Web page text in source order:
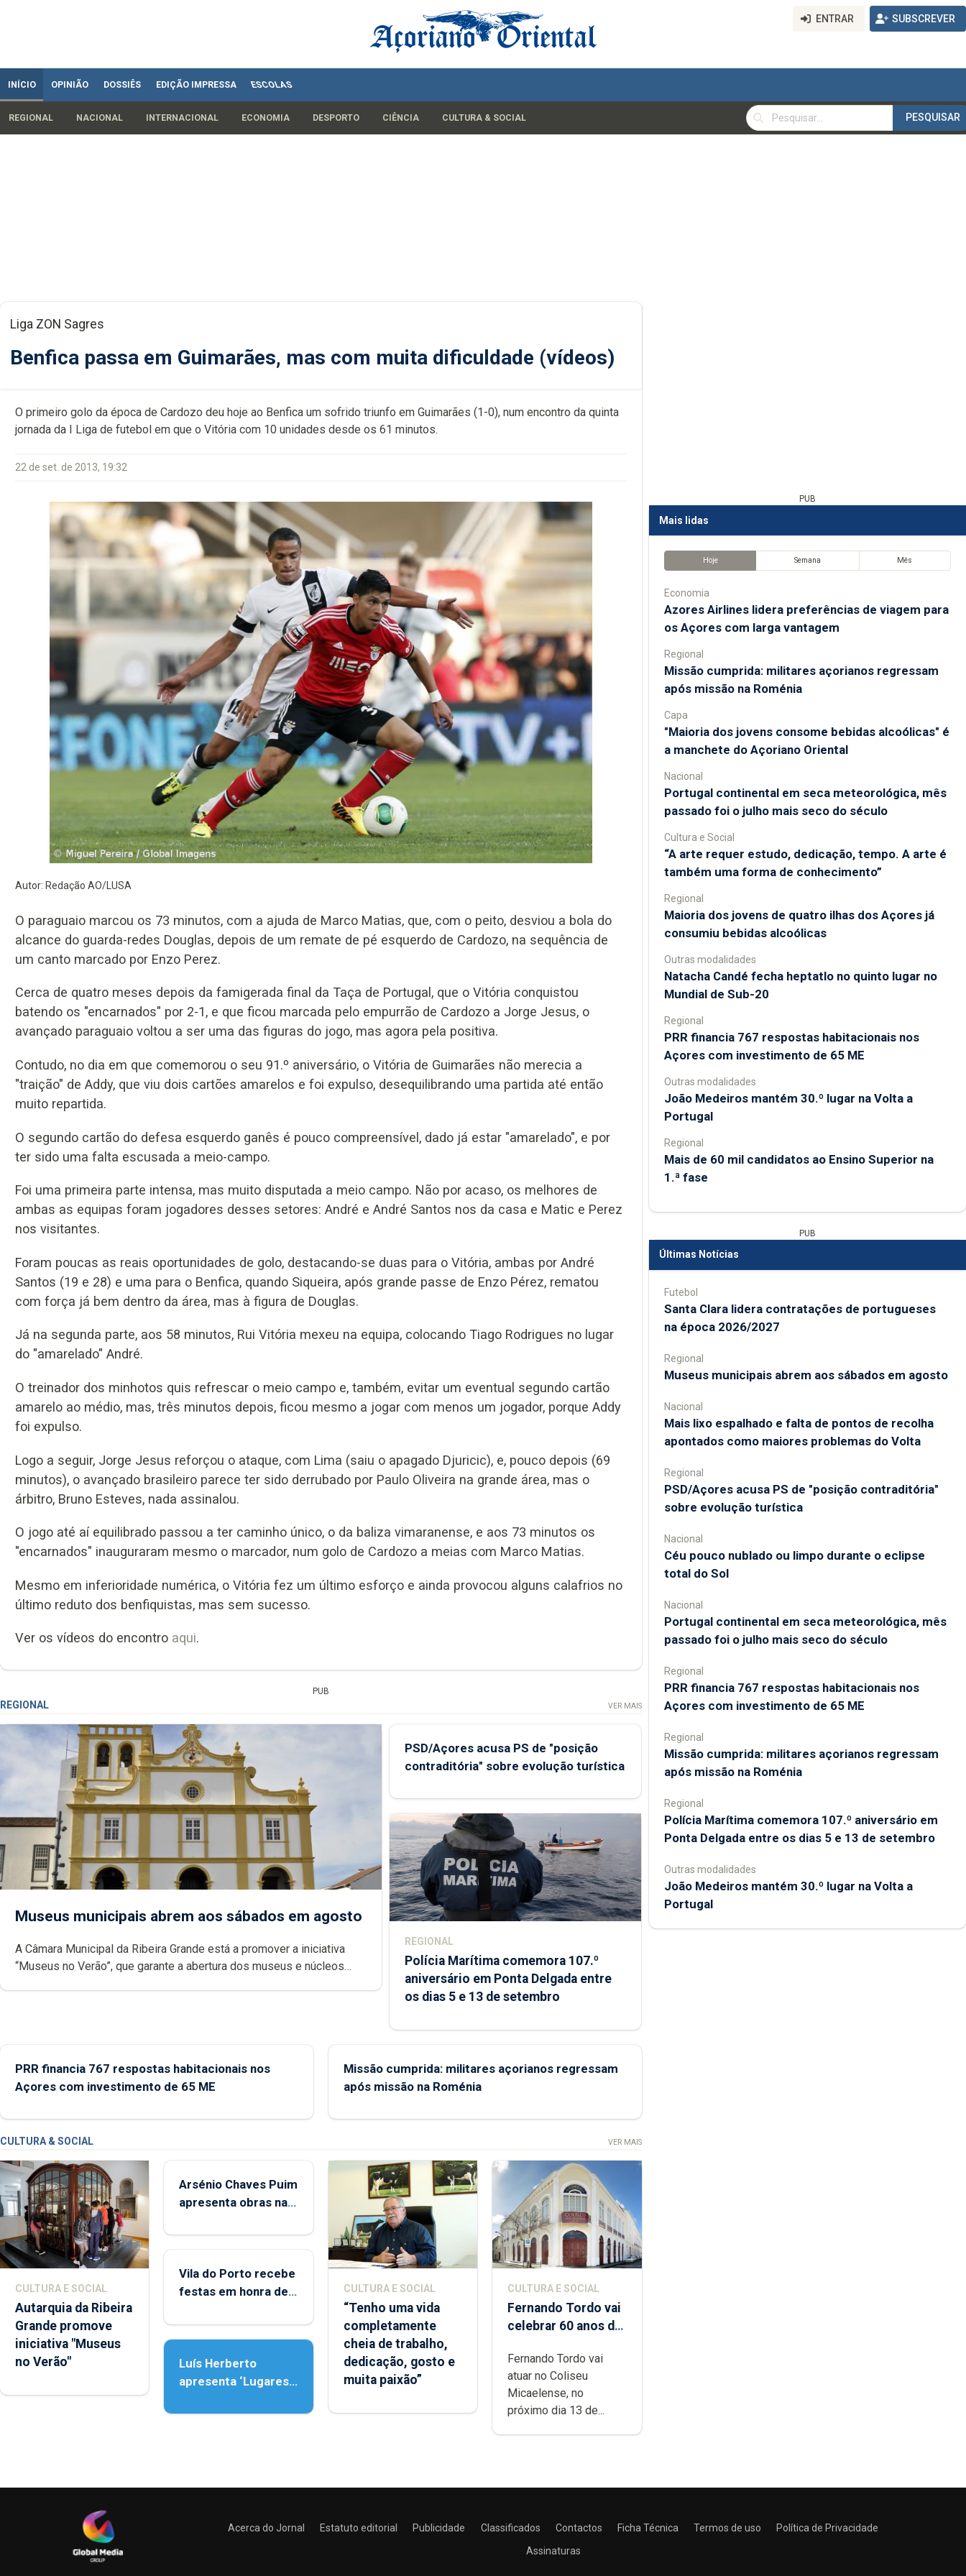
ENTRAR SUBSCREVER
INÍCIO OPINIÃO DOSSIÊS EDIÇÃO IMPRESSA ESCOLAS
REGIONAL NACIONAL INTERNACIONAL ECONOMIA DESPORTO CIÊNCIA CULTURA & SOCIAL
PESQUISAR
PESQUISAR
Liga ZON Sagres
Benfica passa em Guimarães, mas com muita dificuldade (vídeos)
O primeiro golo da época de Cardozo deu hoje ao Benfica um sofrido triunfo em Guimarães (1-0), num encontro da quinta
jornada da I Liga de futebol em que o Vitória com 10 unidades desde os 61 minutos.
22 de set. de 2013, 19:32
Autor: Redação AO/LUSA
O paraguaio marcou os 73 minutos, com a ajuda de Marco Matias, que, com o peito, desviou a bola do
alcance do guarda-redes Douglas, depois de um remate de pé esquerdo de Cardozo, na sequência de
um canto marcado por Enzo Perez.
Cerca de quatro meses depois da famigerada final da Taça de Portugal, que o Vitória conquistou
batendo os "encarnados" por 2-1, e que ficou marcada pelo empurrão de Cardozo a Jorge Jesus, o
avançado paraguaio voltou a ser uma das figuras do jogo, mas agora pela positiva.
Contudo, no dia em que comemorou o seu 91.º aniversário, o Vitória de Guimarães não merecia a
"traição" de Addy, que viu dois cartões amarelos e foi expulso, desequilibrando uma partida até então
muito repartida.
O segundo cartão do defesa esquerdo ganês é pouco compreensível, dado já estar "amarelado", e por
ter sido uma falta escusada a meio-campo.
Foi uma primeira parte intensa, mas muito disputada a meio campo. Não por acaso, os melhores de
ambas as equipas foram jogadores desses setores: André e André Santos nos da casa e Matic e Perez
nos visitantes.
Foram poucas as reais oportunidades de golo, destacando-se duas para o Vitória, ambas por André
Santos (19 e 28) e uma para o Benfica, quando Siqueira, após grande passe de Enzo Pérez, rematou
com força já bem dentro da área, mas à figura de Douglas.
Já na segunda parte, aos 58 minutos, Rui Vitória mexeu na equipa, colocando Tiago Rodrigues no lugar
do "amarelado" André.
O treinador dos minhotos quis refrescar o meio campo e, também, evitar um eventual segundo cartão
amarelo ao médio, mas, três minutos depois, ficou mesmo a jogar com menos um jogador, porque Addy
foi expulso.
Logo a seguir, Jorge Jesus reforçou o ataque, com Lima (saiu o apagado Djuricic), e, pouco depois (69
minutos), o avançado brasileiro parece ter sido derrubado por Paulo Oliveira na grande área, mas o
árbitro, Bruno Esteves, nada assinalou.
O jogo até aí equilibrado passou a ter caminho único, o da baliza vimaranense, e aos 73 minutos os
"encarnados" inauguraram mesmo o marcador, num golo de Cardozo a meias com Marco Matias.
Mesmo em inferioridade numérica, o Vitória fez um último esforço e ainda provocou alguns calafrios no
último reduto dos benfiquistas, mas sem sucesso.
Ver os vídeos do encontro aqui.
PUB
REGIONAL VER MAIS
Museus municipais abrem aos sábados em agosto
A Câmara Municipal da Ribeira Grande está a promover a iniciativa
“Museus no Verão”, que garante a abertura dos museus e núcleos
PSD/Açores acusa PS de "posição
contraditória" sobre evolução turística
REGIONAL
Polícia Marítima comemora 107.º
aniversário em Ponta Delgada entre
os dias 5 e 13 de setembro
PRR financia 767 respostas habitacionais nos
Açores com investimento de 65 ME
Missão cumprida: militares açorianos regressam
após missão na Roménia
CULTURA & SOCIAL VER MAIS
CULTURA E SOCIAL
Autarquia da Ribeira
Grande promove
iniciativa "Museus
no Verão"
Arsénio Chaves Puim
apresenta obras na
Porto
Vila do Porto recebe
festas em honra de
Assunção
Luís Herberto
apresenta ‘Lugares
CULTURA E SOCIAL
“Tenho uma vida
completamente
cheia de trabalho,
dedicação, gosto e
muita paixão”
CULTURA E SOCIAL
Fernando Tordo vai
celebrar 60 anos de
Micaelense
Fernando Tordo vai
atuar no Coliseu
Micaelense, no
próximo dia 13 de...
PUB
Mais lidas
Hoje Semana Mês
Economia
Azores Airlines lidera preferências de viagem para
os Açores com larga vantagem
Regional
Missão cumprida: militares açorianos regressam
após missão na Roménia
Capa
"Maioria dos jovens consome bebidas alcoólicas" é
a manchete do Açoriano Oriental
Nacional
Portugal continental em seca meteorológica, mês
passado foi o julho mais seco do século
Cultura e Social
“A arte requer estudo, dedicação, tempo. A arte é
também uma forma de conhecimento”
Regional
Maioria dos jovens de quatro ilhas dos Açores já
consumiu bebidas alcoólicas
Outras modalidades
Natacha Candé fecha heptatlo no quinto lugar no
Mundial de Sub-20
Regional
PRR financia 767 respostas habitacionais nos
Açores com investimento de 65 ME
Outras modalidades
João Medeiros mantém 30.º lugar na Volta a
Portugal
Regional
Mais de 60 mil candidatos ao Ensino Superior na
1.ª fase
PUB
Últimas Notícias
Futebol
Santa Clara lidera contratações de portugueses
na época 2026/2027
Regional
Museus municipais abrem aos sábados em agosto
Nacional
Mais lixo espalhado e falta de pontos de recolha
apontados como maiores problemas do Volta
Regional
PSD/Açores acusa PS de "posição contraditória"
sobre evolução turística
Nacional
Céu pouco nublado ou limpo durante o eclipse
total do Sol
Nacional
Portugal continental em seca meteorológica, mês
passado foi o julho mais seco do século
Regional
PRR financia 767 respostas habitacionais nos
Açores com investimento de 65 ME
Regional
Missão cumprida: militares açorianos regressam
após missão na Roménia
Regional
Polícia Marítima comemora 107.º aniversário em
Ponta Delgada entre os dias 5 e 13 de setembro
Outras modalidades
João Medeiros mantém 30.º lugar na Volta a
Portugal
Acerca do Jornal Estatuto editorial Publicidade Classificados Contactos Ficha Técnica Termos de uso
Política de Privacidade
Assinaturas